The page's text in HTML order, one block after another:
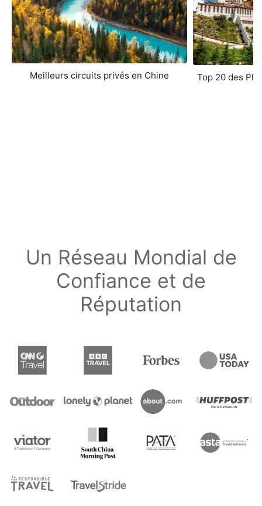
Meilleurs circuits privés en Chine Top 20 des
Un Réseau Mondial de
Confiance et de
Réputation